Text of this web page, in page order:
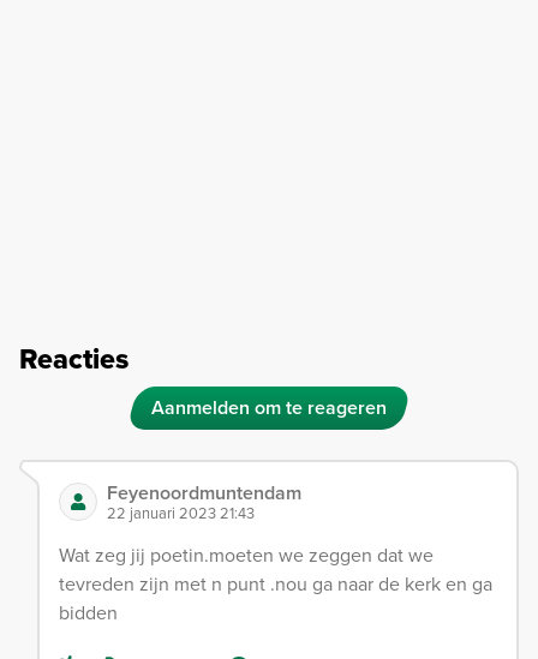
Reacties
Aanmelden om te reageren
Feyenoordmuntendam
22 januari 2023 21:43
Wat zeg jij poetin.moeten we zeggen dat we
tevreden zijn met n punt .nou ga naar de kerk en ga
bidden